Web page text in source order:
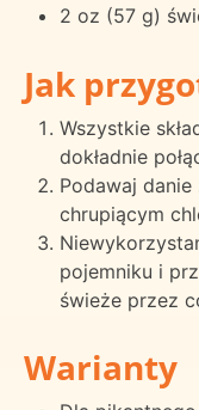
2 oz (57 g)
Jak
Wszystkie
dokładnie
Podawaj
chrupiącym
pojemniku i
świeże przez
Warianty